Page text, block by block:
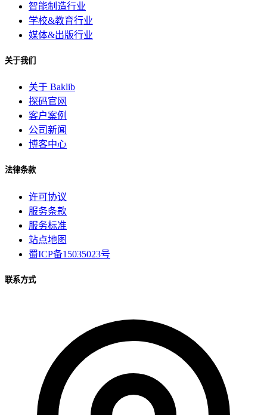
智能制造行业
学校&教育行业
媒体&出版行业
关于我们
关于 Baklib
探码官网
客户案例
公司新闻
博客中心
法律条款
许可协议
服务条款
服务标准
站点地图
蜀ICP备15035023号
联系方式